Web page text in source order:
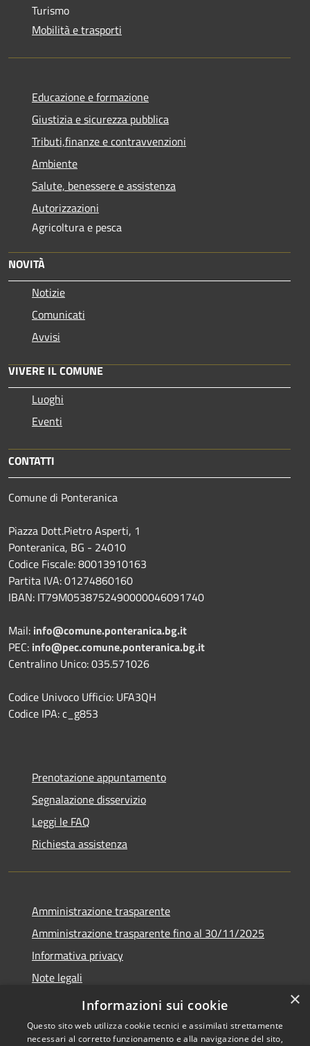
Turismo
Mobilità e trasporti
Educazione e formazione
Giustizia e sicurezza pubblica
Tributi,finanze e contravvenzioni
Ambiente
Salute, benessere e assistenza
Autorizzazioni
Agricoltura e pesca
NOVITÀ
Notizie
Comunicati
Avvisi
VIVERE IL COMUNE
Luoghi
Eventi
CONTATTI
Comune di Ponteranica
Piazza Dott.Pietro Asperti, 1
Ponteranica, BG - 24010
Codice Fiscale: 80013910163
Partita IVA: 01274860160
IBAN: IT79M0538752490000046091740
Mail: info@comune.ponteranica.bg.it
PEC: info@pec.comune.ponteranica.bg.it
Centralino Unico: 035.571026
Codice Univoco Ufficio: UFA3QH
Codice IPA: c_g853
Prenotazione appuntamento
Segnalazione disservizio
Leggi le FAQ
Richiesta assistenza
Amministrazione trasparente
Amministrazione trasparente fino al 30/11/2025
Informativa privacy
Note legali
Dichiarazione di accessibilità
×
Informazioni sui cookie
Questo sito web utilizza cookie tecnici e assimilati strettamente
necessari al corretto funzionamento e alla navigazione del sito,